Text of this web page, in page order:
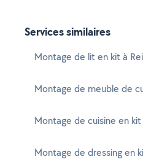
Services similaires
Montage de lit en kit à
Montage de meuble de
Montage de cuisine en kit
Montage de dressing en